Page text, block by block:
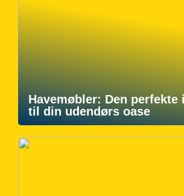
Havemøbler: Den perfekte
til din udendørs oase